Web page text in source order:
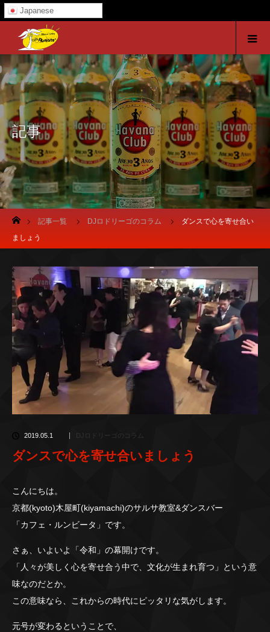
Japanese
記事
ホーム
記事一覧 DJロドリーゴのコラム
ダンスで心を寄せ合い
ましょう
2019.05.1 DJロドリーゴのコラム
ダンスで心を寄せ合いましょう
こんにちは。
京都(kyoto)木屋町(kiyamachi)のサルサ教室&ダンスバー
「カフェ・ルンビータ」です。
さぁ、いよいよ「令和」の幕開けです。
「人々が美しく心を寄せ合う中で、文化が生まれ育つ」という意
味なのだとか。
この意味なら、これからの時代にピッタリな気がします。
元号が変わるということで、